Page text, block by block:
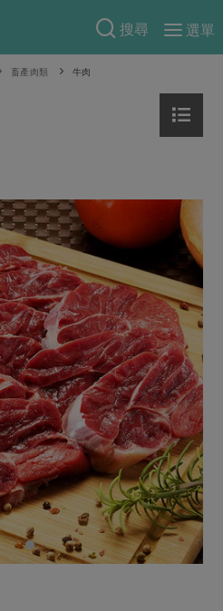
搜尋
選單
乳製品
米麵雜糧
水產
烘焙
沖泡飲品
一籃菜真心話
合作聯合國
生活提案
親子食育
惜食
支持本土農糧
能源議題
畜產肉類 牛肉